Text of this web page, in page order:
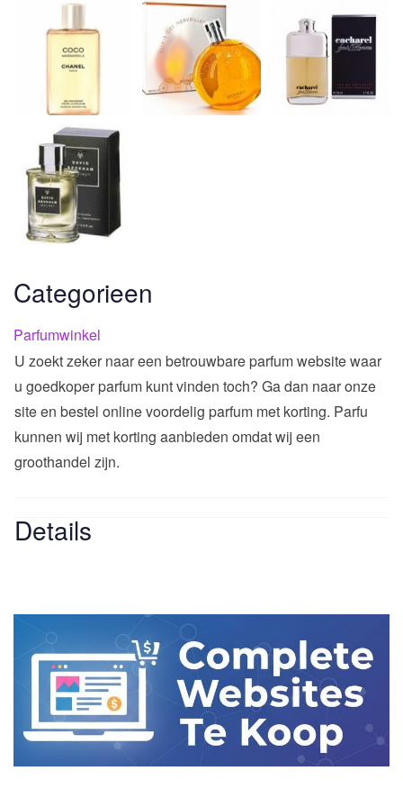
Categorieen
Parfumwinkel
U zoekt zeker naar een betrouwbare parfum website waar
u goedkoper parfum kunt vinden toch? Ga dan naar onze
site en bestel online voordelig parfum met korting. Parfu
kunnen wij met korting aanbieden omdat wij een
groothandel zijn.
Details